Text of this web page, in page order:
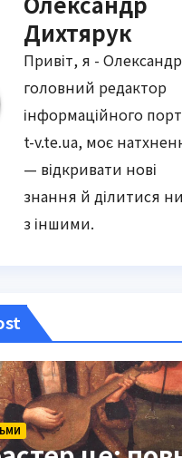
Дихтярук
Привіт, я -
головний редактор
інформаційного
t-v.te.ua, моє
— відкривати нові
знання й ділитися
з іншими.